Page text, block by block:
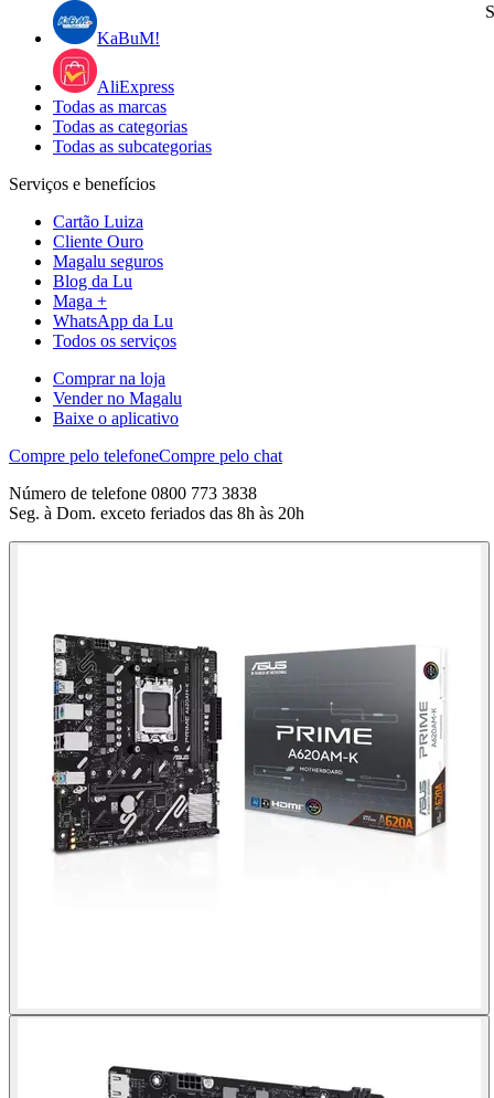
KaBuM!
AliExpress
Todas as marcas
Todas as categorias
Todas as subcategorias
Serviços e benefícios
Cartão Luiza
Cliente Ouro
Magalu seguros
Blog da Lu
Maga +
WhatsApp da Lu
Todos os serviços
Comprar na loja
Vender no Magalu
Baixe o aplicativo
Compre pelo telefoneCompre pelo chat
Número de telefone 0800 773 3838
Seg. à Dom. exceto feriados das 8h às 20h